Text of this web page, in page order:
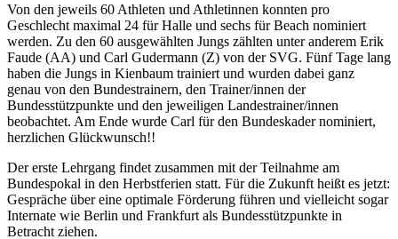
Von den jeweils 60 Athleten und Athletinnen konnten pro
Geschlecht maximal 24 für Halle und sechs für Beach nominiert
werden. Zu den 60 ausgewählten Jungs zählten unter anderem Erik
Faude (AA) und Carl Gudermann (Z) von der SVG. Fünf Tage lang
haben die Jungs in Kienbaum trainiert und wurden dabei ganz
genau von den Bundestrainern, den Trainer/innen der
Bundesstützpunkte und den jeweiligen Landestrainer/innen
beobachtet. Am Ende wurde Carl für den Bundeskader nominiert,
herzlichen Glückwunsch!!
Der erste Lehrgang findet zusammen mit der Teilnahme am
Bundespokal in den Herbstferien statt. Für die Zukunft heißt es jetzt:
Gespräche über eine optimale Förderung führen und vielleicht sogar
Internate wie Berlin und Frankfurt als Bundesstützpunkte in
Betracht ziehen.